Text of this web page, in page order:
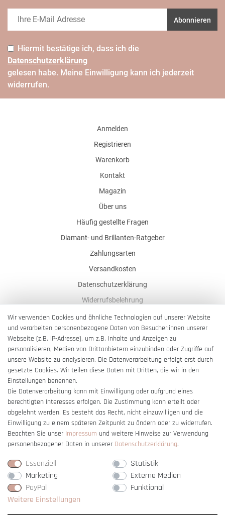
Abonnieren
Hiermit bestätige ich, dass ich die
Daten­schutz­erklärung
gelesen habe. Meine Einwilligung kann ich jederzeit
widerrufen.
Anmelden
Registrieren
Warenkorb
Kontakt
Magazin
Über uns
Häufig gestellte Fragen
Diamant- und Brillanten-Ratgeber
Zahlungsarten
Versandkosten
Datenschutzerklärung
Widerrufsbelehrung
AGB
Impressum
Barrierefreiheitserklärung
Vertrag widerrufen
Wir verwenden Cookies und ähnliche Technologien auf unserer Website
und verarbeiten personenbezogene Daten von Besucher:innen unserer
Webseite (z.B. IP-Adresse), um z.B. Inhalte und Anzeigen zu
personalisieren, Medien von Drittanbietern einzubinden oder Zugriffe auf
unsere Website zu analysieren. Die Datenverarbeitung erfolgt erst durch
gesetzte Cookies. Wir teilen diese Daten mit Dritten, die wir in den
Einstellungen benennen.
Die Datenverarbeitung kann mit Einwilligung oder aufgrund eines
berechtigten Interesses erfolgen. Die Zustimmung kann erteilt oder
abgelehnt werden. Es besteht das Recht, nicht einzuwilligen und die
Einwilligung zu einem späteren Zeitpunkt zu ändern oder zu widerrufen.
Beachten Sie unser Impressum und weitere Hinweise zur Verwendung
personenbezogener Daten in unserer Daten­schutz­erklärung.
Essenziell
Statistik
Marketing
Externe Medien
PayPal
Funktional
Weitere Einstellungen